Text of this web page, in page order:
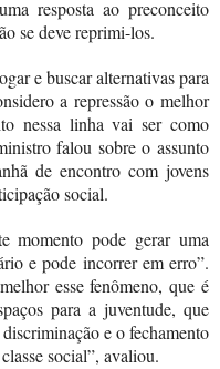
resposta ao preconceito
se deve reprimi-los.
e buscar alternativas para
a repressão o melhor
nessa linha vai ser como
falou sobre o assunto
de encontro com jovens
social.
momento pode gerar uma
e pode incorrer em erro”.
esse fenômeno, que é
para a juventude, que
e o fechamento
social”, avaliou.